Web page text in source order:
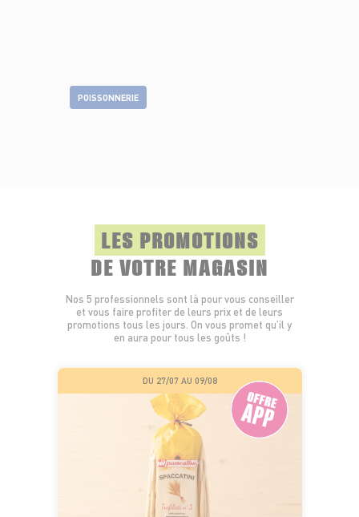
POISSONNERIE
LES PROMOTIONS
DE VOTRE MAGASIN
Nos 5 professionnels sont là pour vous conseiller
et vous faire profiter de leurs prix et de leurs
promotions tous les jours. On vous promet qu’il y
en aura pour tous les goûts !
DU 27/07 AU 09/08